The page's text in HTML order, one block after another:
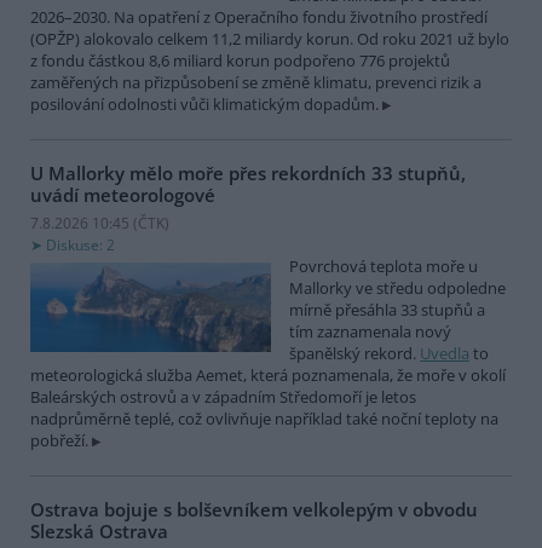
2026–2030. Na opatření z Operačního fondu životního prostředí
(OPŽP) alokovalo celkem 11,2 miliardy korun. Od roku 2021 už bylo
z fondu částkou 8,6 miliard korun podpořeno 776 projektů
zaměřených na přizpůsobení se změně klimatu, prevenci rizik a
posilování odolnosti vůči klimatickým dopadům.
U Mallorky mělo moře přes rekordních 33 stupňů,
uvádí meteorologové
7.8.2026 10:45 (ČTK)
Diskuse: 2
Povrchová teplota moře u
Mallorky ve středu odpoledne
mírně přesáhla 33 stupňů a
tím zaznamenala nový
španělský rekord. Uvedla to
meteorologická služba Aemet, která poznamenala, že moře v okolí
Baleárských ostrovů a v západním Středomoří je letos
nadprůměrně teplé, což ovlivňuje například také noční teploty na
pobřeží.
Ostrava bojuje s bolševníkem velkolepým v obvodu
Slezská Ostrava